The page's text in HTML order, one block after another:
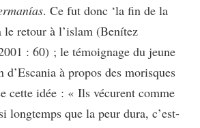
. Ce fut donc ‘la fin de la
le retour à l’islam (Benítez
: 60) ; le témoignage du jeune
d’Escania à propos des morisques
cette idée : « Ils vécurent comme
longtemps que la peur dura, c’est-